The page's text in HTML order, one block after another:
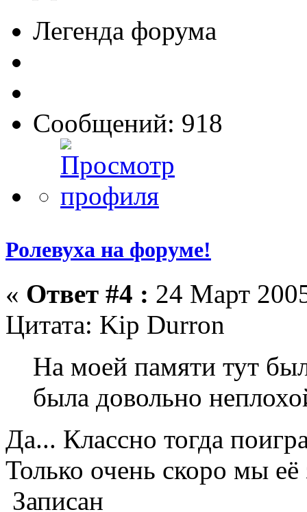
Легенда форума
Сообщений: 918
Ролевуха на форуме!
« Ответ #4 : 24 Март
Цитата: Kip Durron
На моей памяти тут
была довольно
Да... Классно тогда
Только очень скоро мы её
Записан